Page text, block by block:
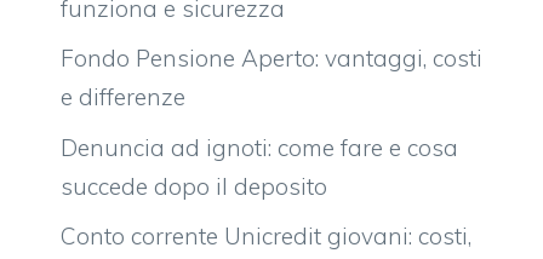
funziona e sicurezza
Fondo Pensione Aperto: vantaggi, costi
e differenze
Denuncia ad ignoti: come fare e cosa
succede dopo il deposito
Conto corrente Unicredit giovani: costi,